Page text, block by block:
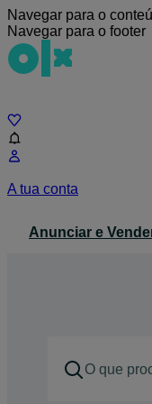
Navegar para o
Navegar para o footer
A tua conta
Anunciar e